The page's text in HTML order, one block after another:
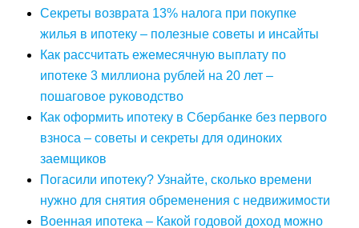
Секреты возврата 13% налога при покупке
жилья в ипотеку – полезные советы и инсайты
Как рассчитать ежемесячную выплату по
ипотеке 3 миллиона рублей на 20 лет –
пошаговое руководство
Как оформить ипотеку в Сбербанке без первого
взноса – советы и секреты для одиноких
заемщиков
Погасили ипотеку? Узнайте, сколько времени
нужно для снятия обременения с недвижимости
Военная ипотека – Какой годовой доход можно